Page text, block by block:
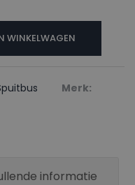
WINKELWAGEN
Merk:
informatie